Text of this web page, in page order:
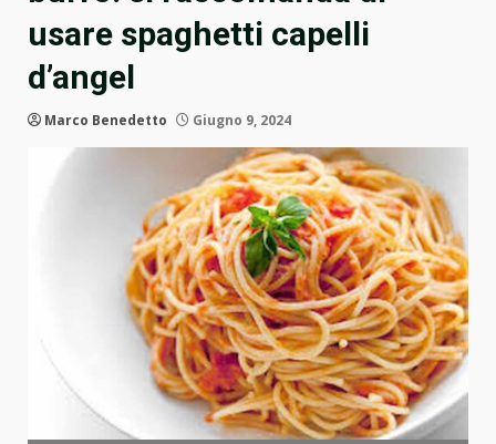
usare spaghetti capelli
d’angel
Marco Benedetto Giugno 9, 2024